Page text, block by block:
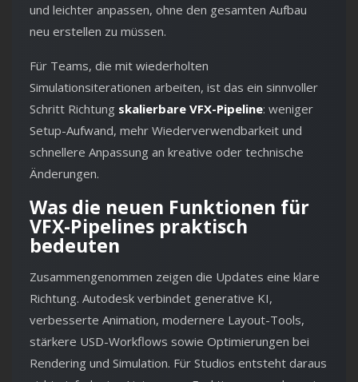
und leichter anpassen, ohne den gesamten Aufbau
neu erstellen zu müssen.
Für Teams, die mit wiederholten
Simulationsiterationen arbeiten, ist das ein sinnvoller
Schritt Richtung skalierbare VFX-Pipeline: weniger
Setup-Aufwand, mehr Wiederverwendbarkeit und
schnellere Anpassung an kreative oder technische
Änderungen.
Was die neuen Funktionen für
VFX-Pipelines praktisch
bedeuten
Zusammengenommen zeigen die Updates eine klare
Richtung. Autodesk verbindet generative KI,
verbesserte Animation, modernere Layout-Tools,
stärkere USD-Workflows sowie Optimierungen bei
Rendering und Simulation. Für Studios entsteht daraus